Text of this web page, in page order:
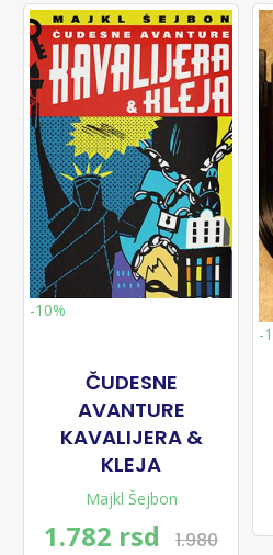
-10%
ČUDESNE
AVANTURE
KAVALIJERA &
KLEJA
Majkl Šejbon
1.782 rsd
1.980
-